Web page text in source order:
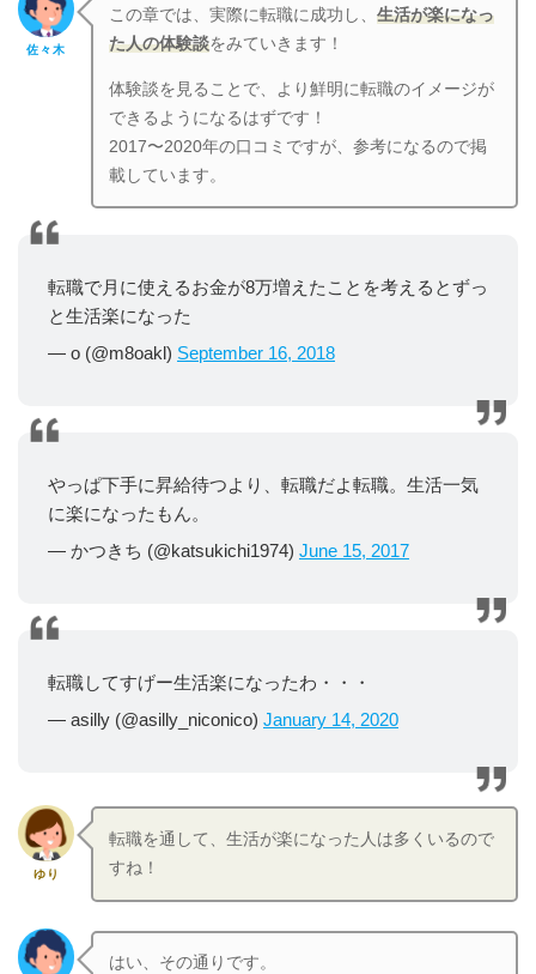
佐々木
この章では、実際に転職に成功し、生活が楽になっ
た人の体験談をみていきます！
体験談を見ることで、より鮮明に転職のイメージが
できるようになるはずです！
2017〜2020年の口コミですが、参考になるので掲
載しています。
転職で月に使えるお金が8万増えたことを考えるとずっ
と生活楽になった
— o (@m8oakl) September 16, 2018
やっぱ下手に昇給待つより、転職だよ転職。生活一気
に楽になったもん。
— かつきち (@katsukichi1974) June 15, 2017
転職してすげー生活楽になったわ・・・
— asilly (@asilly_niconico) January 14, 2020
ゆり
転職を通して、生活が楽になった人は多くいるので
すね！
はい、その通りです。